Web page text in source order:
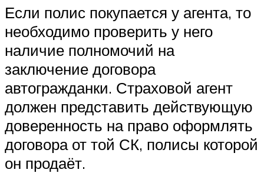
Если полис покупается у агента, то
необходимо проверить у него
наличие полномочий на
заключение договора
автогражданки. Страховой агент
должен представить действующую
доверенность на право оформлять
договора от той СК, полисы которой
он продаёт.